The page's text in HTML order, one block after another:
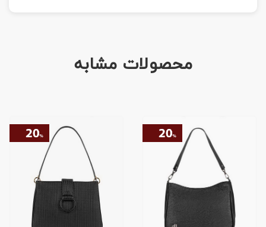
محصولات مشابه